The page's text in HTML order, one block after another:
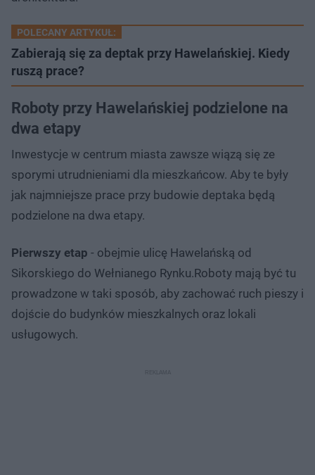
POLECANY ARTYKUŁ:
Zabierają się za deptak przy Hawelańskiej. Kiedy
ruszą prace?
Roboty przy Hawelańskiej podzielone na
dwa etapy
Inwestycje w centrum miasta zawsze wiązą się ze
sporymi utrudnieniami dla mieszkańcow. Aby te były
jak najmniejsze prace przy budowie deptaka będą
podzielone na dwa etapy.
Pierwszy etap - obejmie ulicę Hawelańską od
Sikorskiego do Wełnianego Rynku.Roboty mają być tu
prowadzone w taki sposób, aby zachować ruch pieszy i
dojście do budynków mieszkalnych oraz lokali
usługowych.